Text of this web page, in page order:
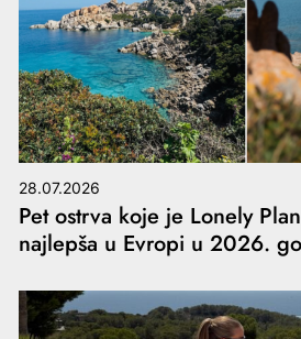
28.07.2026
Pet ostrva koje je Lonely
najlepša u Evropi u 2026.